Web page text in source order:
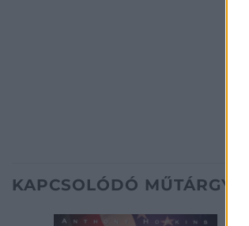
KAPCSOLÓDÓ MŰTÁRGYAK